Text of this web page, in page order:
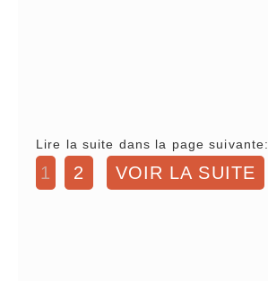
Lire la suite dans la page suivante:
1 2 VOIR LA SUITE